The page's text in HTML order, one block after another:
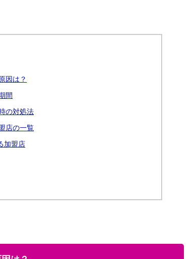
因は？
間
の対処法
店の一覧
加盟店